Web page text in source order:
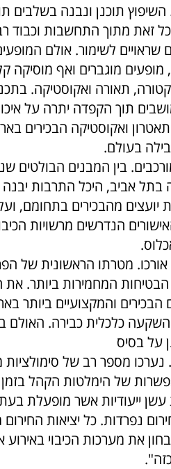
השיפוץ תוכנן ונבנה בשלבים
כל זאת מתוך התחשבות וכבוד
שראויים לשימור. אולם
מופעים מוגברים ואף מוסיקה
תאורה ואקוסטיקה.
תוך הקפדה יתרה על
תאטרון ואקוסטיקה הבכירים
בעולם.
בין המבנים הבולטים
בתל אביב, היכל התרבות
יועצים מהבכירים בתחומם,
הנדרשים מרשויות
מטרתו הראשונית של
המחמירות ביותר. את
והמקצועיים ביותר
כלכלית כבירה. האולם
על בסיס
מספר רב של
של הימלטות הקהל בזמן
ייעודיות אשר מופעלת
נפרדות. כל יציאות
את מערכות הכיבוי